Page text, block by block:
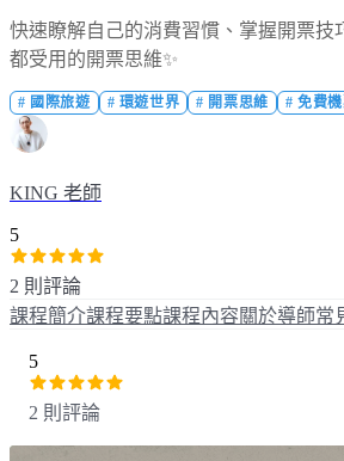
快速瞭解自己的消費習慣、掌握開票技
都受用的開票思維✨
# 國際旅遊 # 環遊世界 # 開票思維 #免費
KING 老師
5
2 則評論
課程簡介課程要點課程內容關於導師常
5
2 則評論